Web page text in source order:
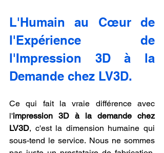
L'Humain au Cœur de
l'Expérience de
l'Impression 3D à la
Demande chez LV3D.
Ce qui fait la vraie différence avec
l'impression 3D à la demande chez
LV3D, c'est la dimension humaine qui
sous-tend le service. Nous ne sommes